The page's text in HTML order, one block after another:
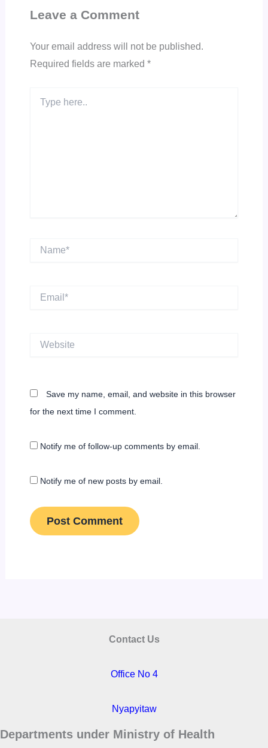
Leave a Comment
Your email address will not be published.
Required fields are marked *
here..
Name*
Save my name, email, and website in this browser
for the next time I comment.
Notify me of follow-up comments by email.
Notify me of new posts by email.
Contact Us
Office No 4
Nyapyitaw
Departments under Ministry of Health